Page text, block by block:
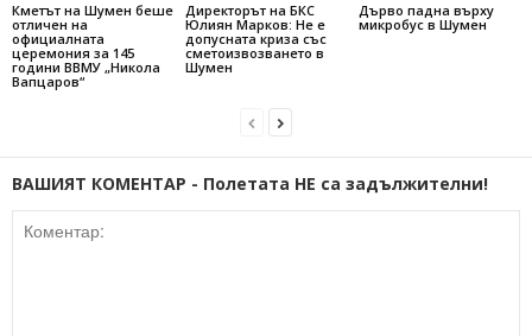
Кметът на Шумен беше
отличен на
официалната
церемония за 145
години ВВМУ „Никола
Вапцаров“
Директорът на БКС
Юлиян Марков: Не е
допусната криза със
сметоизвозването в
Шумен
Дърво падна върху
микробус в Шумен
ВАШИЯТ КОМЕНТАР - Полетата НЕ са задължителни!